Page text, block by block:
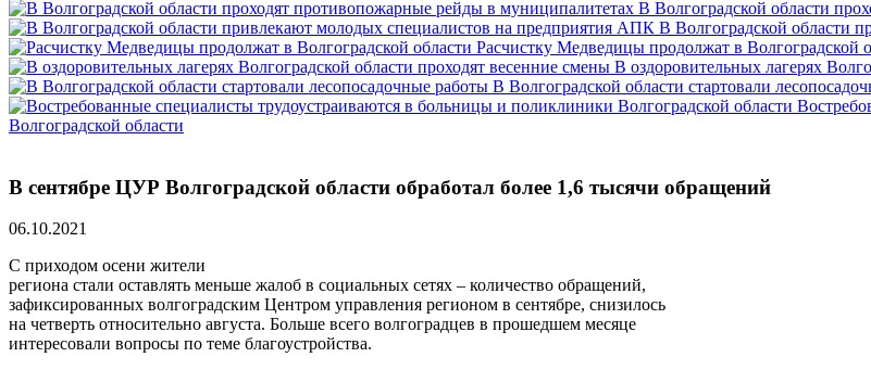
В Волгоградской области
В Волгоградской области
Расчистку Медведицы продолжат в Волгоградской
В оздоровительных лагерях
В Волгоградской области стартовали
Волгоградской области
В сентябре ЦУР Волгоградской области обработал более 1,6 тысячи обращений
06.10.2021
С приходом осени жители
региона стали оставлять меньше жалоб в социальных сетях – количество обращений,
зафиксированных волгоградским Центром управления регионом в сентябре, снизилось
на четверть относительно августа. Больше всего волгоградцев в прошедшем месяце
интересовали вопросы по теме благоустройства.